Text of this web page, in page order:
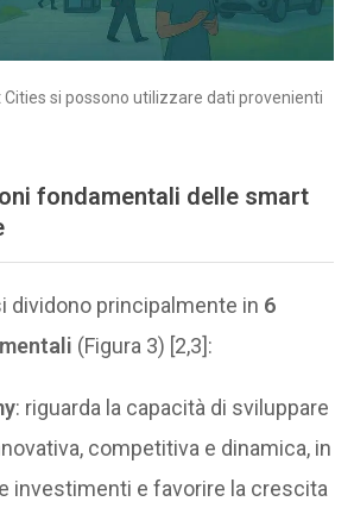
Cities si possono utilizzare dati provenienti
fondamentali delle smart
dividono principalmente in 6
(Figura 3) [2,3]:
: riguarda la capacità di sviluppare
competitiva e dinamica, in
investimenti e favorire la crescita